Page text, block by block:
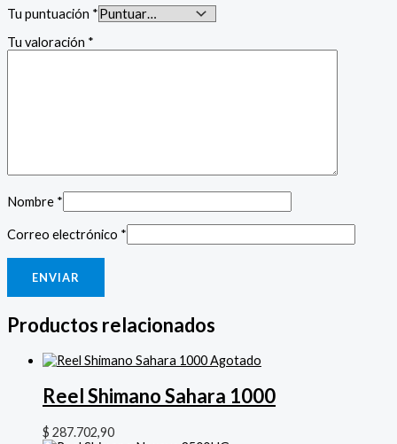
Tu puntuación *
Tu valoración *
Nombre *
Correo electrónico *
Productos relacionados
Agotado
Reel Shimano Sahara 1000
$ 287.702,90